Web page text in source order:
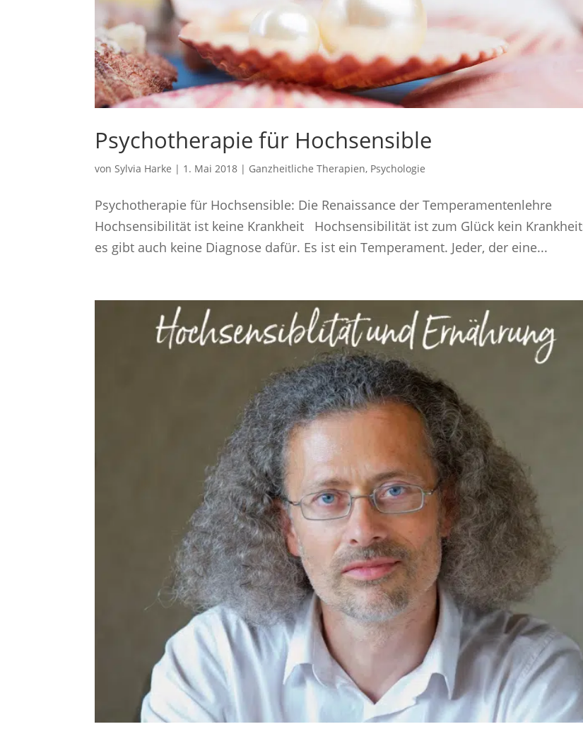
Psychotherapie für Hochsensible
vonSylvia Harke | 1. Mai 2018 | Ganzheitliche Therapien, Psychologie
Psychotherapie für Hochsensible: Die Renaissance der Temperamentenlehre
Hochsensibilität ist keine Krankheit Hochsensibilität ist zum Glück kein
es gibt auch keine Diagnose dafür. Es ist ein Temperament. Jeder, der eine...